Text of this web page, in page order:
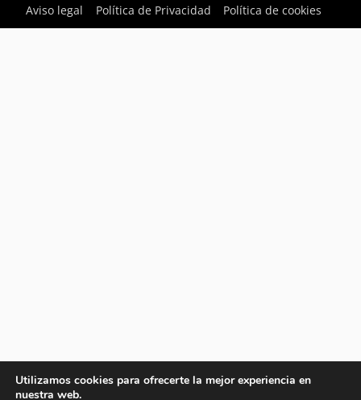
Aviso legal
Política de Privacidad Política de cookies
Utilizamos cookies para ofrecerte la mejor experiencia en
nuestra web.